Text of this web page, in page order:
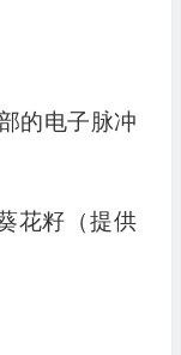
的电子脉冲
花籽（提供